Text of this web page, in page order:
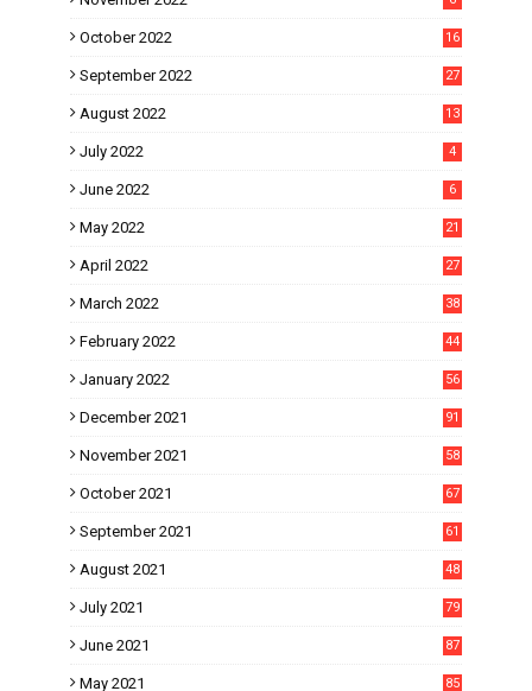
October 2022 16
September 2022 27
August 2022 13
July 2022 4
June 2022 6
May 2022 21
April 2022 27
March 2022 38
February 2022 44
January 2022 56
December 2021 91
November 2021 58
October 2021 67
September 2021 61
August 2021 48
July 2021 79
June 2021 87
May 2021 85